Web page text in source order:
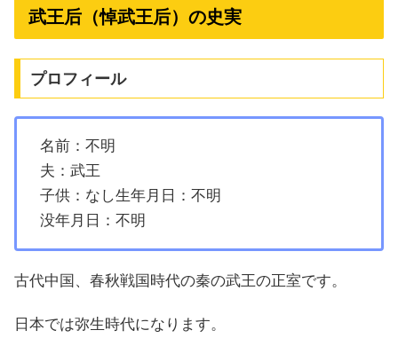
武王后（悼武王后）の史実
プロフィール
名前：不明
夫：武王
子供：なし生年月日：不明
没年月日：不明
古代中国、春秋戦国時代の秦の武王の正室です。
日本では弥生時代になります。